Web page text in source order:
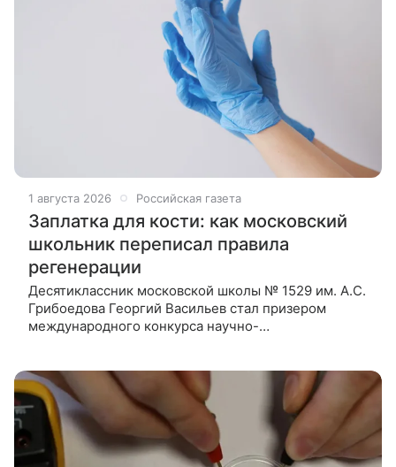
1 августа 2026 Российская газета
Заплатка для кости: как московский
школьник переписал правила
регенерации
Десятиклассник московской школы № 1529 им. А.С.
Грибоедова Георгий Васильев стал призером
международного конкурса научно-